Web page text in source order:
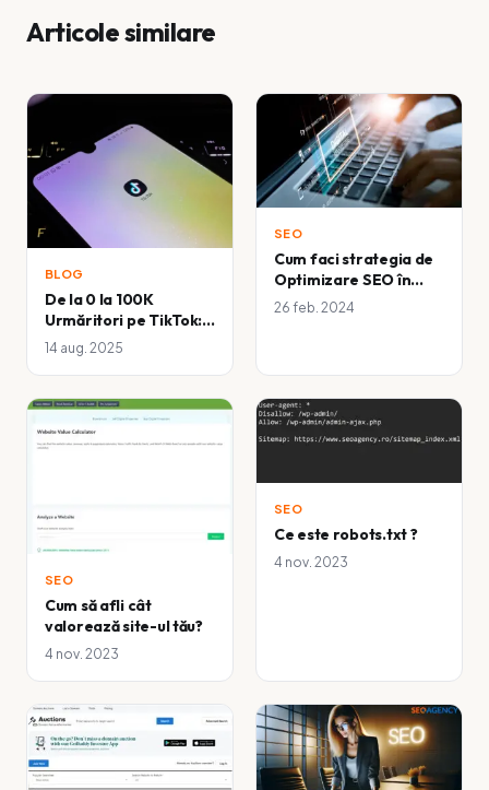
Articole similare
BLOG
De la 0 la 100K
Urmăritori pe TikTok:
Ce nu îți spune nimeni
despre creșterea
14 aug. 2025
SEO
Cum faci strategia de
Optimizare SEO în
2024 și cum să îți
26 feb. 2024
SEO
Cum să afli cât
valorează site-ul tău?
4 nov. 2023
SEO
Ce este robots.txt ?
4 nov. 2023